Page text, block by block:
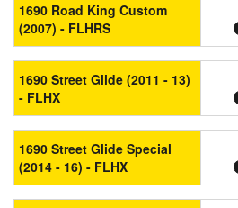
1690 Road King Custom
(2007) - FLHRS
1690 Street Glide (2011 - 13)
- FLHX
1690 Street Glide Special
(2014 - 16) - FLHX